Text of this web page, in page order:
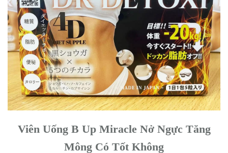
Viên Uống B Up Miracle Nở Ngực Tăng
Mông Có Tốt Không